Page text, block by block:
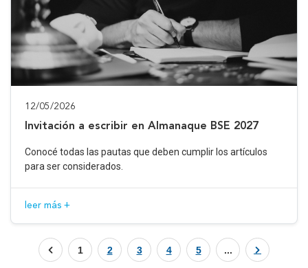
12/05/2026
Invitación a escribir en Almanaque BSE 2027
Conocé todas las pautas que deben cumplir los artículos
para ser considerados.
leer más +
1 2 3 4 5 ...